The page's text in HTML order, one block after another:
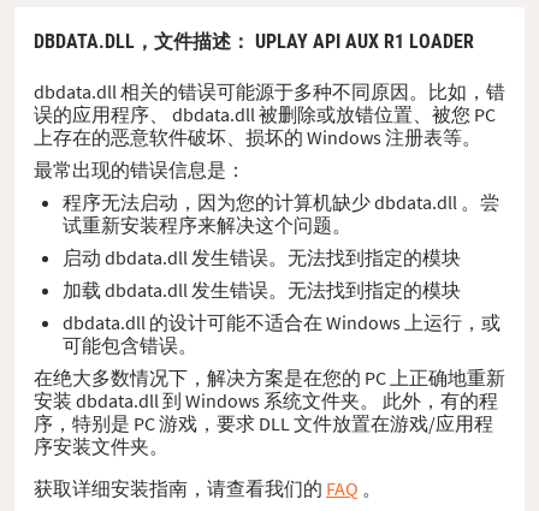
DBDATA.DLL， 文件描述 ： UPLAY API AUX R1 LOADER
dbdata.dll 相关的错误可能源于多种不同原因。比如，错
误的应用程序、 dbdata.dll 被删除或放错位置、被您 PC
上存在的恶意软件破坏、损坏的 Windows 注册表等。
最常出现的错误信息是：
程序无法启动，因为您的计算机缺少 dbdata.dll 。尝
试重新安装程序来解决这个问题。
启动 dbdata.dll 发生错误。无法找到指定的模块
加载 dbdata.dll 发生错误。无法找到指定的模块
dbdata.dll 的设计可能不适合在 Windows 上运行，或
可能包含错误。
在绝大多数情况下，解决方案是在您的 PC 上正确地重新
安装 dbdata.dll 到 Windows 系统文件夹。 此外，有的程
序，特别是 PC 游戏，要求 DLL 文件放置在游戏/应用程
序安装文件夹。
获取详细安装指南，请查看我们的 FAQ 。